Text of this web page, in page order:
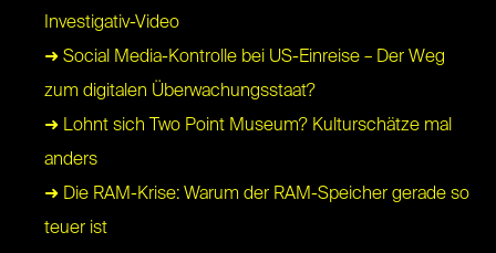
Investigativ-Video
➜ Social Media-Kontrolle bei US-Einreise – Der Weg
zum digitalen Überwachungsstaat?
➜ Lohnt sich Two Point Museum? Kulturschätze mal
anders
➜ Die RAM-Krise: Warum der RAM-Speicher gerade so
teuer ist